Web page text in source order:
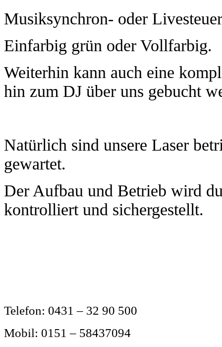
Musiksynchron- oder
Einfarbig grün oder Vollfarbig.
Weiterhin kann auch eine
hin zum DJ über uns gebucht
Natürlich sind unsere Laser
gewartet.
Der Aufbau und Betrieb wird
kontrolliert und sichergestellt.
Telefon: 0431 – 32 90 500
Mobil: 0151 – 58437094